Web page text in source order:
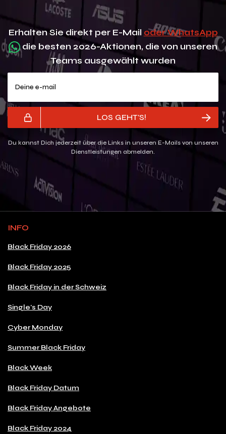
Erhalten Sie direkt per E-Mail oder WhatsApp
die besten 2026-Aktionen, die von unseren
Teams ausgewählt wurden
LOS GEHT'S!
Du kannst Dich jederzeit über die Links in unseren E-Mails von unseren
Dienstleistungen abmelden.
INFO
Black Friday 2026
Black Friday 2025
Black Friday in der Schweiz
Single's Day
Cyber Monday
Summer Black Friday
Black Week
Black Friday Datum
Black Friday Angebote
Black Friday 2024